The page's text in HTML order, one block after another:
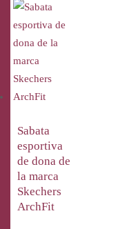
Sabata
esportiva
de dona de
la marca
Skechers
ArchFit